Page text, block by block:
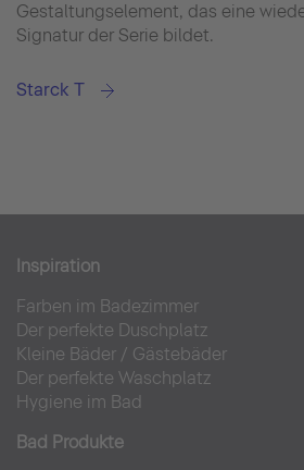
Gestaltungselement, das eine
Signatur der Serie bildet.
Starck T
Inspiration
Farben im Badezimmer
Der perfekte Duschplatz
Kleine Bäder / Gästebäder
Der perfekte Waschplatz
Hygiene im Bad
Bad Produkte